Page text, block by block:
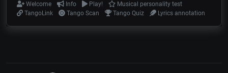
Welcome Info Play!
Musical personality test
TangoLink
Tango Scan Tango Quiz Lyrics annotation